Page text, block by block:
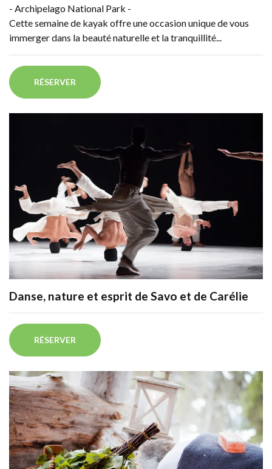
- Archipelago National Park -
Cette semaine de kayak offre une occasion unique de vous
immerger dans la beauté naturelle et la tranquillité...
RÉSERVER
Danse, nature et esprit de Savo et de Carélie
RÉSERVER